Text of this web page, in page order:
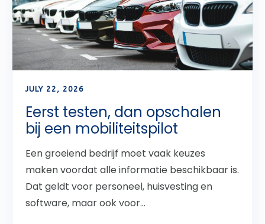
JULY 22, 2026
Eerst testen, dan opschalen
bij een mobiliteitspilot
Een groeiend bedrijf moet vaak keuzes
maken voordat alle informatie beschikbaar is.
Dat geldt voor personeel, huisvesting en
software, maar ook voor...